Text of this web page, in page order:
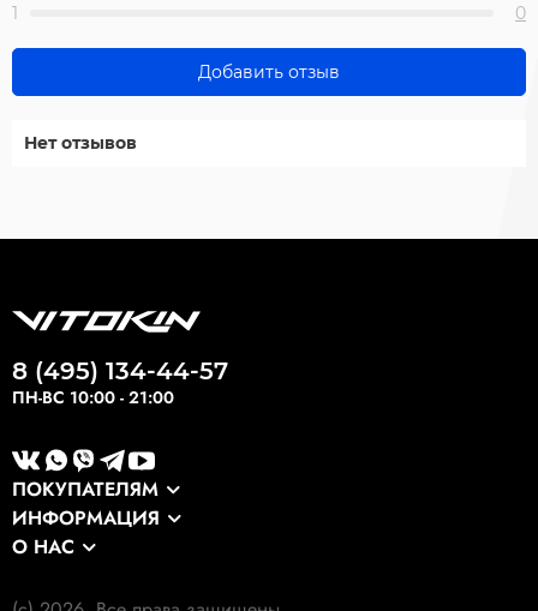
1
0
Добавить отзыв
Нет отзывов
ПОКУПАТЕЛЯМ
Каталог
Оплата и доставка
ИНФОРМАЦИЯ
Оптовикам
О НАС
8 (495) 134-44-57
ПН-ВС 10:00 - 21:00